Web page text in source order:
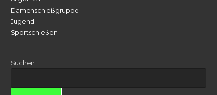
Damenschießgruppe
Jugend
Sportschießen
Suchen